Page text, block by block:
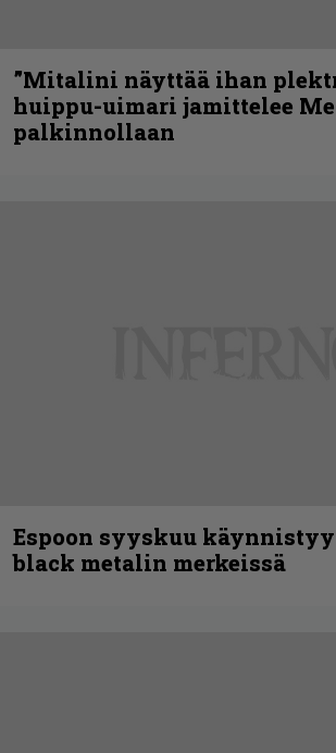
”Mitalini näyttää ihan
huippu-uimari jamittelee
palkinnollaan
Espoon syyskuu
black metalin merkeissä